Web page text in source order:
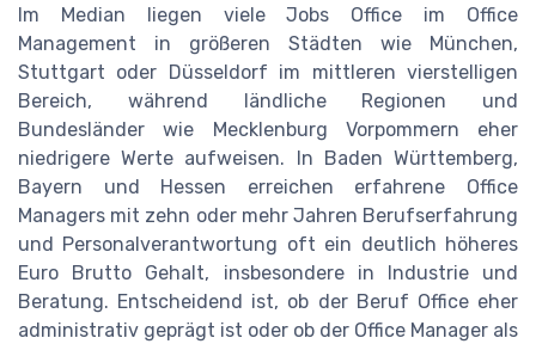
Im Median liegen viele Jobs Office im Office
Management in größeren Städten wie München,
Stuttgart oder Düsseldorf im mittleren vierstelligen
Bereich, während ländliche Regionen und
Bundesländer wie Mecklenburg Vorpommern eher
niedrigere Werte aufweisen. In Baden Württemberg,
Bayern und Hessen erreichen erfahrene Office
Managers mit zehn oder mehr Jahren Berufserfahrung
und Personalverantwortung oft ein deutlich höheres
Euro Brutto Gehalt, insbesondere in Industrie und
Beratung. Entscheidend ist, ob der Beruf Office eher
administrativ geprägt ist oder ob der Office Manager als